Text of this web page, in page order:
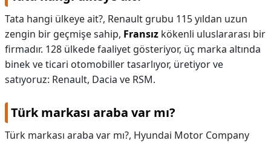
Tata hangi ülkeye ait?, Renault grubu 115 yıldan uzun
zengin bir geçmişe sahip, Fransız kökenli uluslararası bir
firmadır. 128 ülkede faaliyet gösteriyor, üç marka altında
binek ve ticari otomobiller tasarlıyor, üretiyor ve
satıyoruz: Renault, Dacia ve RSM.
Türk markası araba var mı?
Türk markası araba var mı?, Hyundai Motor Company